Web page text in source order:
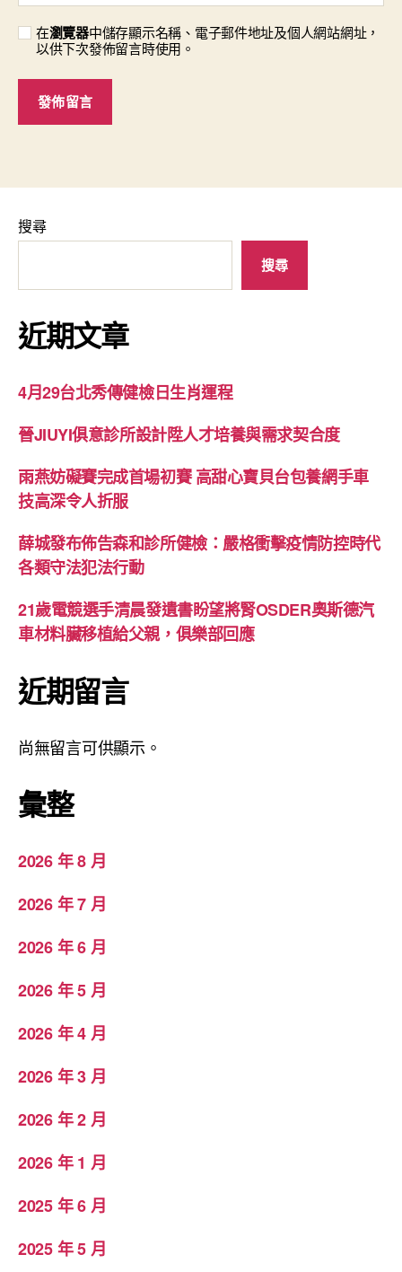
在瀏覽器中儲存顯示名稱、電子郵件地址及個人網站網址，
以供下次發佈留言時使用。
搜尋
搜尋
近期文章
4月29台北秀傳健檢日生肖運程
晉JIUYI俱意診所設計陞人才培養與需求契合度
雨燕妨礙賽完成首場初賽 高甜心寶貝台包養網手車
技高深令人折服
薛城發布佈告森和診所健檢：嚴格衝擊疫情防控時代
各類守法犯法行動
21歲電競選手清晨發遺書盼望將腎OSDER奧斯德汽
車材料臟移植給父親，俱樂部回應
近期留言
尚無留言可供顯示。
彙整
2026 年 8 月
2026 年 7 月
2026 年 6 月
2026 年 5 月
2026 年 4 月
2026 年 3 月
2026 年 2 月
2026 年 1 月
2025 年 6 月
2025 年 5 月